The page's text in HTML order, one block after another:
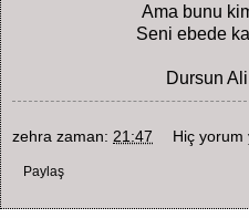
Ama bunu
Seni ebede
Dursun
zehra zaman: 21:47 Hiç yorum
Paylaş